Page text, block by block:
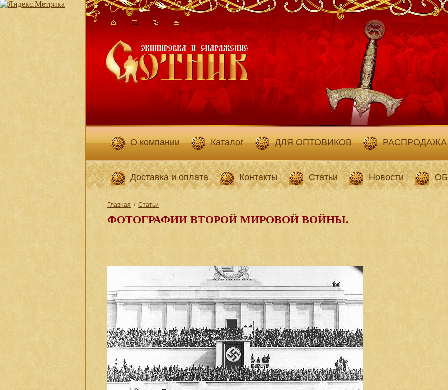
О компании Каталог ДЛЯ ОПТОВИКОВ РАСПРОДАЖА
Доставка и оплата Контакты Статьи Новости
Главная / Статьи
ФОТОГРАФИИ ВТОРОЙ МИРОВОЙ ВОЙНЫ.